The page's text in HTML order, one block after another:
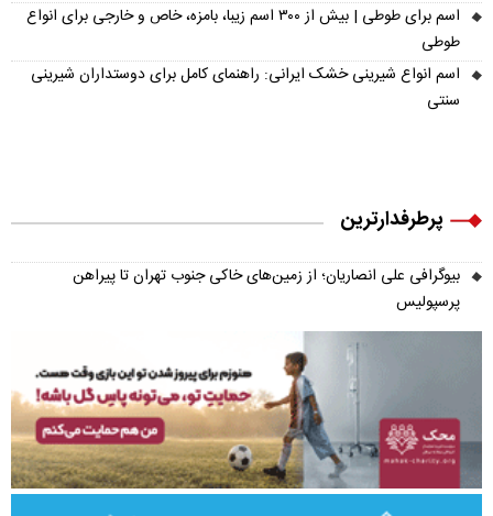
اسم برای طوطی | بیش از ۳۰۰ اسم زیبا، بامزه، خاص و خارجی برای انواع
طوطی
اسم انواع شیرینی خشک ایرانی: راهنمای کامل برای دوستداران شیرینی
سنتی
پرطرفدارترین
بیوگرافی علی انصاریان؛ از زمین‌های خاکی جنوب تهران تا پیراهن
پرسپولیس